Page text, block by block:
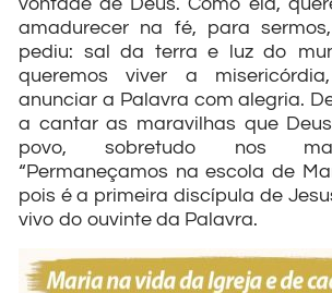
vontade de Deus. Como ela,
amadurecer na fé, para
pediu: sal da terra e luz do
queremos viver a
anunciar a Palavra com alegria.
a cantar as maravilhas que
povo, sobretudo nos
“Permaneçamos na escola de
pois é a primeira discípula de
vivo do ouvinte da Palavra.